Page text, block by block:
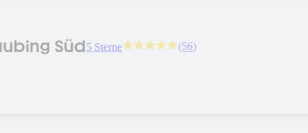
Süd5 Sterne (56)